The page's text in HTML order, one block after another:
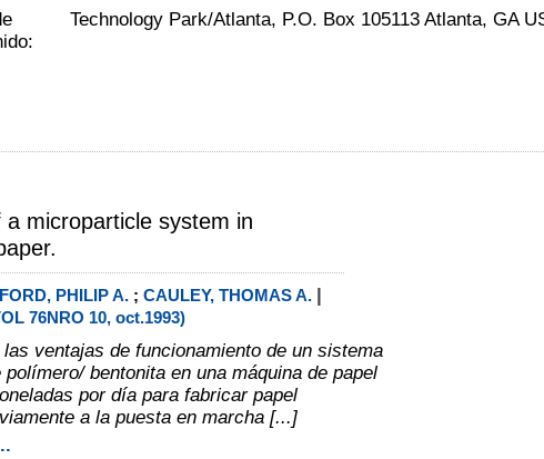
Technology Park/Atlanta, P.O. Box 105113 Atlanta, GA
microparticle system in
FORD, PHILIP A. ;CAULEY, THOMAS A. |
76NRO 10, oct.1993)
ventajas de funcionamiento de un sistema
bentonita en una máquina de papel
por día para fabricar papel
a la puesta en marcha [...]